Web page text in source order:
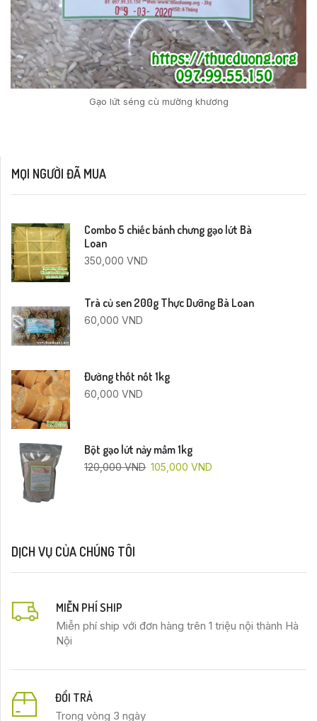
Gạo lứt séng cù mường khương
MỌI NGƯỜI ĐÃ MUA
Combo 5 chiếc bánh chưng gạo lứt Bà
Loan
350,000VND
Trà củ sen 200g Thực Dưỡng Bà Loan
60,000VND
Đường thốt nốt 1kg
60,000VND
Bột gạo lứt nảy mầm 1kg
120,000VND 105,000VND
DỊCH VỤ CỦA CHÚNG TÔI
MIỄN PHÍ SHIP
Miễn phí ship với đơn hàng trên 1 triệu nội thành Hà
Nội
ĐỔI TRẢ
Trong vòng 3 ngày